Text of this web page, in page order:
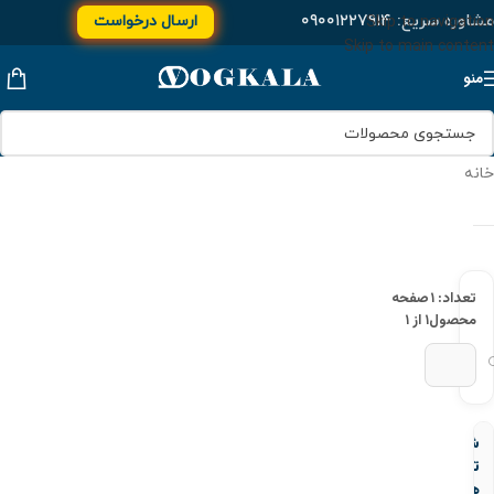
Skip to navigation
Skip to main content
مشاوره سریع:۰۹۰۰۱۲۲۷۹۱۴ ارسال درخواست
منو
خانه
تعداد: ۱
محصول
صفحه
۱ از ۱
شیر
تخلیه